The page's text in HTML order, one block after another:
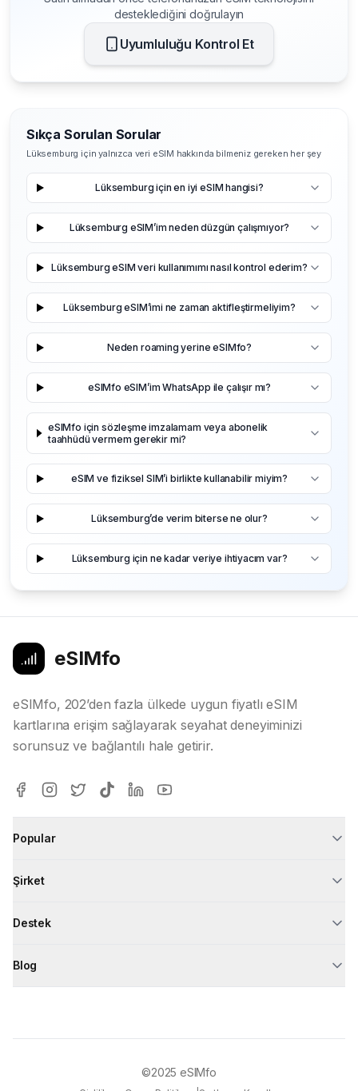
desteklediğini doğrulayın
Uyumluluğu Kontrol Et
Sıkça Sorulan Sorular
Lüksemburg için yalnızca veri eSIM hakkında bilmeniz gereken her şey
Lüksemburg için en iyi eSIM hangisi?
Lüksemburg eSIM’im neden düzgün çalışmıyor?
Lüksemburg eSIM veri kullanımımı nasıl kontrol ederim?
Lüksemburg eSIM’imi ne zaman aktifleştirmeliyim?
Neden roaming yerine eSIMfo?
eSIMfo eSIM’im WhatsApp ile çalışır mı?
eSIMfo için sözleşme imzalamam veya abonelik
taahhüdü vermem gerekir mi?
eSIM ve fiziksel SIM’i birlikte kullanabilir miyim?
Lüksemburg’de verim biterse ne olur?
Lüksemburg için ne kadar veriye ihtiyacım var?
eSIMfo
eSIMfo, 202’den fazla ülkede uygun fiyatlı eSIM
kartlarına erişim sağlayarak seyahat deneyiminizi
sorunsuz ve bağlantılı hale getirir.
Popular
Şirket
Destek
Blog
©2025 eSIMfo